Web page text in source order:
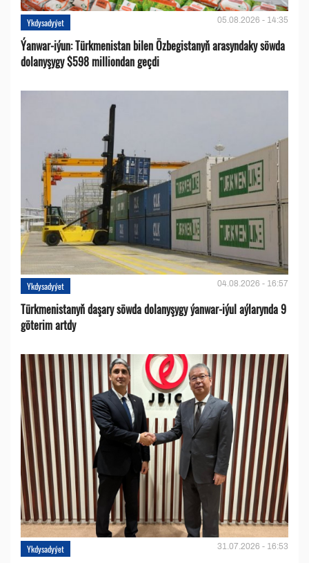
Ykdysadyýet 05.08.2026 - 14:35
Ýanwar-iýun: Türkmenistan bilen Özbegistanyň arasyndaky söwda
dolanyşygy $598 milliondan geçdi
Ykdysadyýet 04.08.2026 - 16:57
Türkmenistanyň daşary söwda dolanyşygy ýanwar-iýul aýlarynda 9
göterim artdy
Ykdysadyýet 31.07.2026 - 16:53